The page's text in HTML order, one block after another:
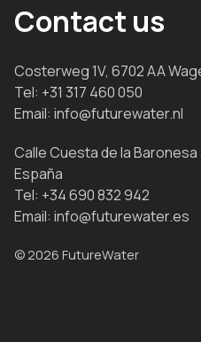
Contact us
Costerweg 1V, 6702 AA
Tel: +31 317 460 050
Email: info@futurewater.nl
Calle Cuesta de la
España
Tel: +34 690 832 942
Email: info@futurewater.es
© 2026 FutureWater